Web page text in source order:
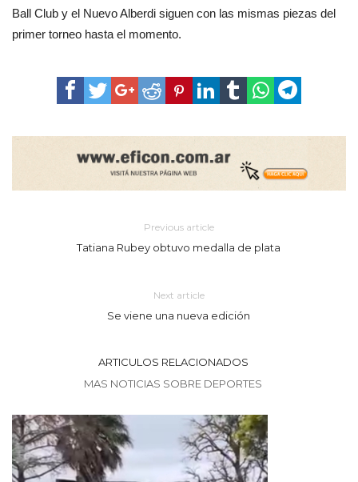
Ball Club y el Nuevo Alberdi siguen con las mismas piezas del
primer torneo hasta el momento.
Previous article
Tatiana Rubey obtuvo medalla de plata
Next article
Se viene una nueva edición
ARTICULOS RELACIONADOS
MAS NOTICIAS SOBRE DEPORTES